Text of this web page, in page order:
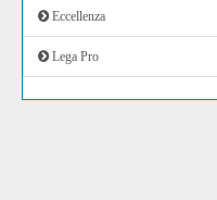
Eccellenza
Lega Pro